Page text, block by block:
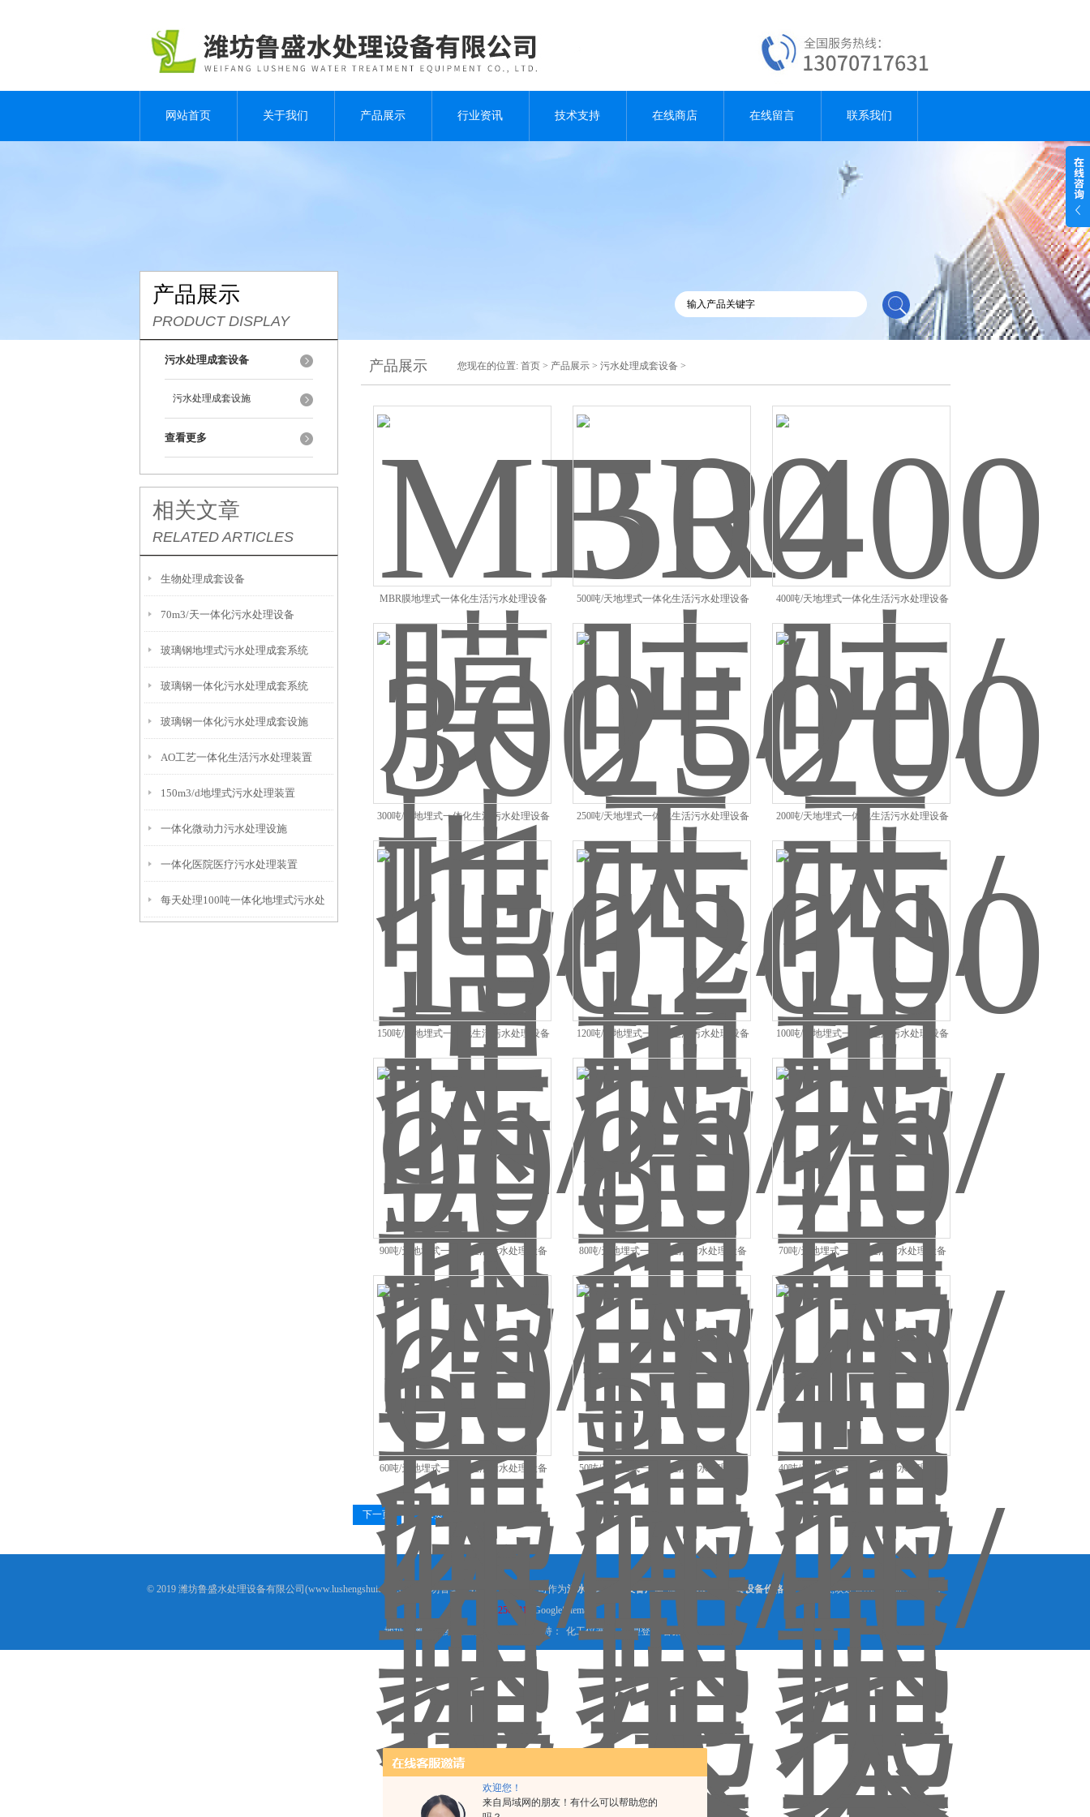
欢迎您！
来自局域网的朋友！有什么可以帮助您的
网站首页 关于我们 产品展示 行业资讯 技术支持 在线商店 在线留言 联系我们
产品展示
PRODUCT DISPLAY
污水处理成套设备
污水处理成套设施
查看更多
相关文章
RELATED ARTICLES
生物处理成套设备
70m3/天一体化污水处理设备
玻璃钢地埋式污水处理成套系统
玻璃钢一体化污水处理成套系统
玻璃钢一体化污水处理成套设施
AO工艺一体化生活污水处理装置
150m3/d地埋式污水处理装置
一体化微动力污水处理设施
一体化医院医疗污水处理装置
每天处理100吨一体化地埋式污水处
产品展示 您现在的位置: 首页 > 产品展示 > 污水处理成套设备 >
MBR膜地埋式一体化生活污水处理设备 500吨/天地埋式一体化生活污水处理设备 400吨/天地埋式一体化生活污水处理设备
300吨/天地埋式一体化生活污水处理设备 250吨/天地埋式一体化生活污水处理设备 200吨/天地埋式一体化生活污水处理设备
150吨/天地埋式一体化生活污水处理设备 120吨/天地埋式一体化生活污水处理设备 100吨/天地埋式一体化生活污水处理设备
90吨/天地埋式一体化生活污水处理设备 80吨/天地埋式一体化生活污水处理设备 70吨/天地埋式一体化生活污水处理设备
60吨/天地埋式一体化生活污水处理设备 50吨/天地埋式一体化生活污水处理设备 40吨/天地埋式一体化生活污水处理设备
下一页 末页
© 2019 潍坊鲁盛水处理设备有限公司(www.lushengshuichuli.com) 潍坊鲁盛水处理设备有限公司作为污水处理成套设备厂家,提供 污水处理成套设备价格等产品信息,欢迎来电咨询 总访问量：
256281
GoogleSitemap
地址：潍坊市潍城区东风西街 技术支持： 化工仪器网 管理登陆